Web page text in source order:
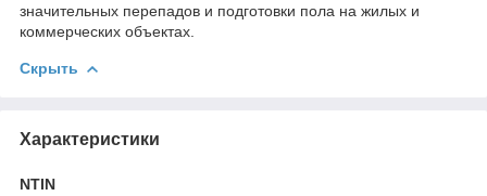
значительных перепадов и подготовки пола на жилых и
коммерческих объектах.
Скрыть
Характеристики
NTIN